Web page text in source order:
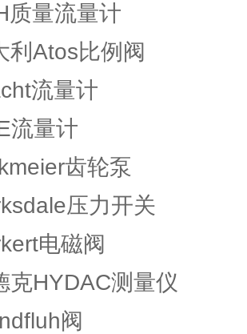
质量流量计
利Atos比例阀
流量计
流量计
齿轮泵
压力开关
电磁阀
克HYDAC测量仪
阀